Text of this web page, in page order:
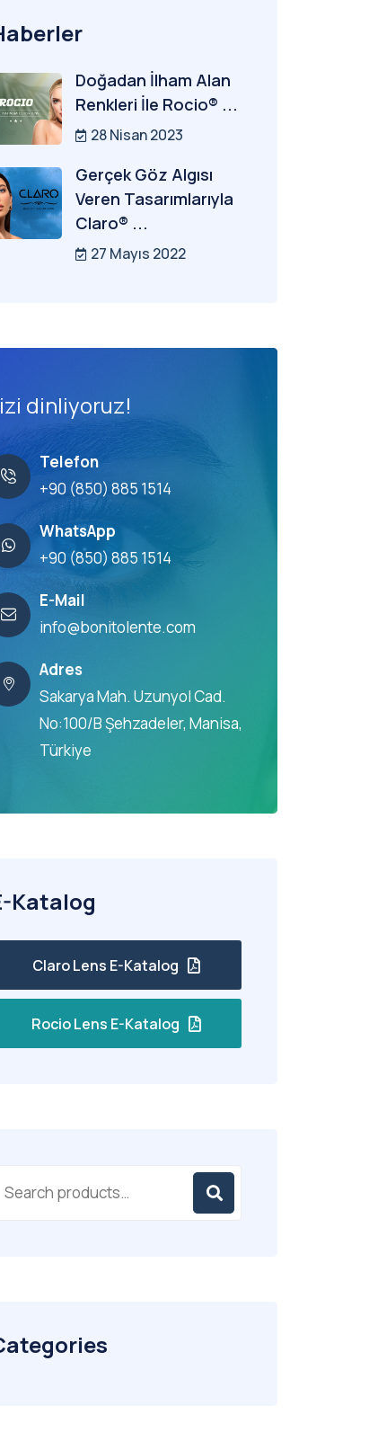
Doğadan İlham Alan
Renkleri İle Rocio® ...
28 Nisan 2023
Gerçek Göz Algısı
Veren Tasarımlarıyla
Claro® ...
27 Mayıs 2022
dinliyoruz!
Telefon
+90 (850) 885 1514
WhatsApp
+90 (850) 885 1514
E-Mail
info@bonitolente.com
Adres
Sakarya Mah. Uzunyol Cad.
No:100/B Şehzadeler, Manisa,
Türkiye
Katalog
Claro Lens E-Katalog
Rocio Lens E-Katalog